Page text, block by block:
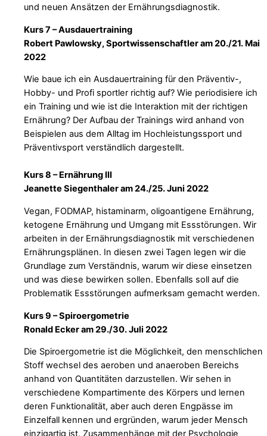
und neuen Ansätzen der Ernährungsdiagnostik.
Kurs 7 – Ausdauertraining
Robert Pawlowsky, Sportwissenschaftler am 20./21. Mai
2022
Wie baue ich ein Ausdauertraining für den Präventiv-,
Hobby- und Profi sportler richtig auf? Wie periodisiere ich
ein Training und wie ist die Interaktion mit der richtigen
Ernährung? Der Aufbau der Trainings wird anhand von
Beispielen aus dem Alltag im Hochleistungssport und
Präventivsport verständlich dargestellt.
Kurs 8 – Ernährung III
Jeanette Siegenthaler am 24./25. Juni 2022
Vegan, FODMAP, histaminarm, oligoantigene Ernährung,
ketogene Ernährung und Umgang mit Essstörungen. Wir
arbeiten in der Ernährungsdiagnostik mit verschiedenen
Ernährungsplänen. In diesen zwei Tagen legen wir die
Grundlage zum Verständnis, warum wir diese einsetzen
und was diese bewirken sollen. Ebenfalls soll auf die
Problematik Essstörungen aufmerksam gemacht werden.
Kurs 9 – Spiroergometrie
Ronald Ecker am 29./30. Juli 2022
Die Spiroergometrie ist die Möglichkeit, den menschlichen
Stoff wechsel des aeroben und anaeroben Bereichs
anhand von Quantitäten darzustellen. Wir sehen in
verschiedene Kompartimente des Körpers und lernen
deren Funktionalität, aber auch deren Engpässe im
Einzelfall kennen und ergründen, warum jeder Mensch
einzigartig ist. Zusammenhänge mit der Psychologie